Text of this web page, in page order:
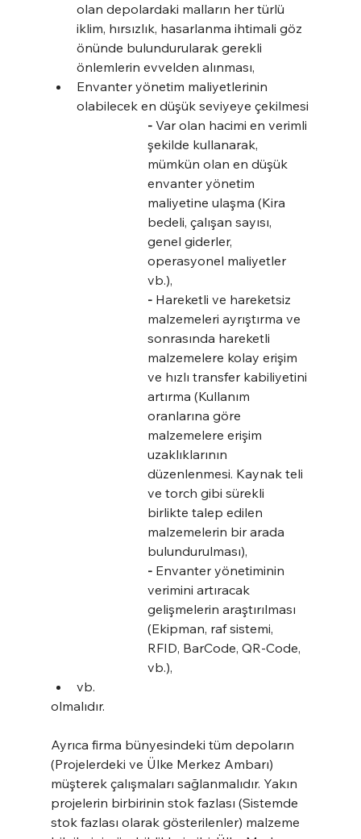
olan depolardaki malların her türlü
iklim, hırsızlık, hasarlanma ihtimali göz
önünde bulundurularak gerekli
önlemlerin evvelden alınması,
Envanter yönetim maliyetlerinin
olabilecek en düşük seviyeye çekilmesi
- Var olan hacimi en verimli
şekilde kullanarak,
mümkün olan en düşük
envanter yönetim
maliyetine ulaşma (Kira
bedeli, çalışan sayısı,
genel giderler,
operasyonel maliyetler
vb.),
- Hareketli ve hareketsiz
malzemeleri ayrıştırma ve
sonrasında hareketli
malzemelere kolay erişim
ve hızlı transfer kabiliyetini
artırma (Kullanım
oranlarına göre
malzemelere erişim
uzaklıklarının
düzenlenmesi. Kaynak teli
ve torch gibi sürekli
birlikte talep edilen
malzemelerin bir arada
bulundurulması),
- Envanter yönetiminin
verimini artıracak
gelişmelerin araştırılması
(Ekipman, raf sistemi,
RFID, BarCode, QR-Code,
vb.),
vb.
olmalıdır.
Ayrıca firma bünyesindeki tüm depoların
(Projelerdeki ve Ülke Merkez Ambarı)
müşterek çalışmaları sağlanmalıdır. Yakın
projelerin birbirinin stok fazlası (Sistemde
stok fazlası olarak gösterilenler) malzeme